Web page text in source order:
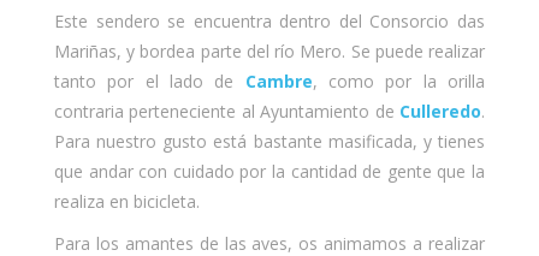
Este sendero se encuentra dentro del Consorcio das
Mariñas, y bordea parte del río Mero. Se puede realizar
tanto por el lado de Cambre, como por la orilla
contraria perteneciente al Ayuntamiento de Culleredo.
Para nuestro gusto está bastante masificada, y tienes
que andar con cuidado por la cantidad de gente que la
realiza en bicicleta.
Para los amantes de las aves, os animamos a realizar